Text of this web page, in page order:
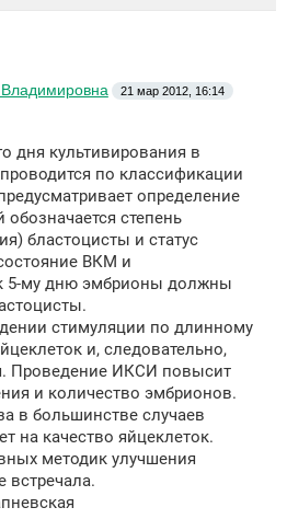
21 мар 2012, 16:14
дня культивирования в
по классификации
определение
степень
бластоцисты и статус
ВКМ и
5-му дню эмбрионы должны
стимуляции по длинному
и, следовательно,
Проведение ИКСИ повысит
и количество эмбрионов.
в большинстве случаев
на качество яйцеклеток.
методик улучшения
встречала.